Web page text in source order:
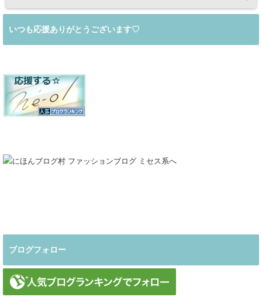
いつも応援ありがとうございます♡
ブログフォロー